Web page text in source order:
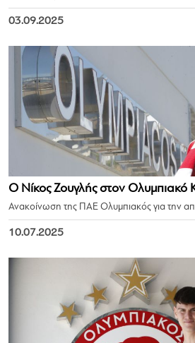
03.09.2025
Ο Νίκος Ζουγλής στον Ολυμπιακό
Ανακοίνωση της ΠΑΕ Ολυμπιακός για την
10.07.2025